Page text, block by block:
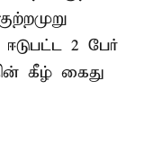
2 பேர்
கீழ் கைது